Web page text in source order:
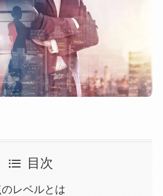
目次
レベルとは